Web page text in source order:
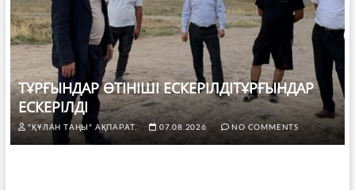
ТҰРҒЫНДАР ӨТІНІШІ ЕСКЕРІЛДІТҰРҒЫНДАР
ЕСКЕРІЛДІ
"ҚҰЛАН ТАҢЫ" АҚПАРАТ. 07.08.2026 NO COMMENTS